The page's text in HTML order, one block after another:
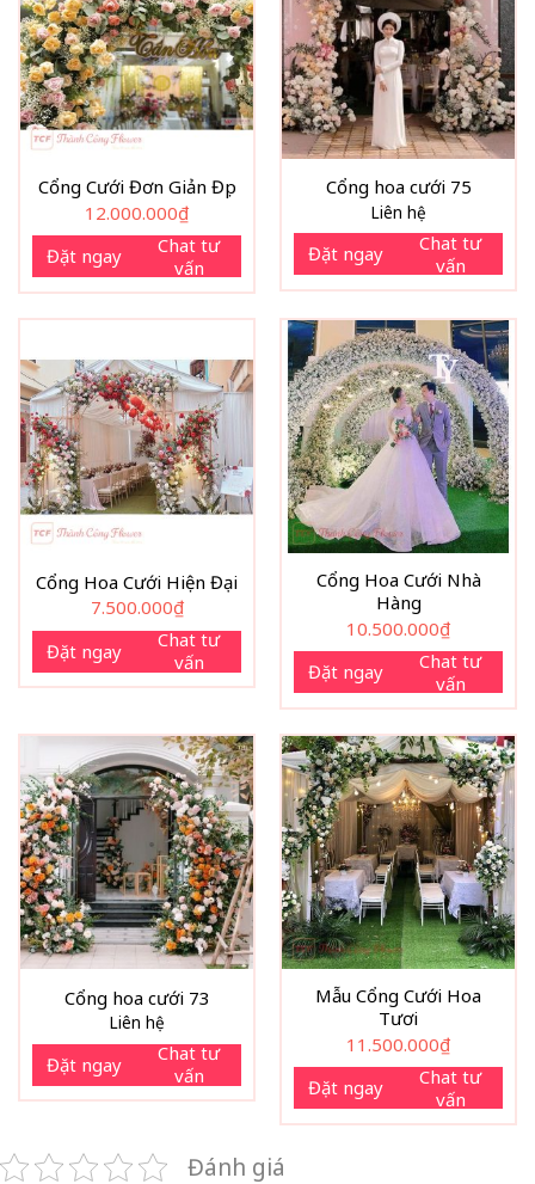
Cổng Cưới Đơn Giản Đẹp
12.000.000₫
Đặt ngay
Chat tư
vấn
Cổng hoa cưới 75
Liên hệ
Đặt ngay
Chat tư
vấn
Cổng Hoa Cưới Hiện Đại
7.500.000₫
Đặt ngay
Chat tư
vấn
Cổng Hoa Cưới Nhà
Hàng
10.500.000₫
Đặt ngay
Chat tư
vấn
Cổng hoa cưới 73
Liên hệ
Đặt ngay
Chat tư
vấn
Mẫu Cổng Cưới Hoa
Tươi
11.500.000₫
Đặt ngay
Chat tư
vấn
Đánh giá